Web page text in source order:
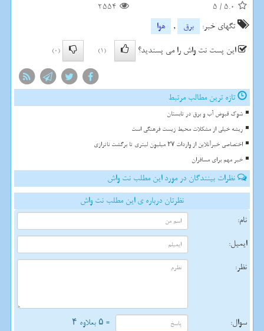
5.0
/
5
2554
تگهای خبر:
برق ,
هوا
این پست نت واش را می پسندید؟
(1)
(0)
تازه ترین مطالب مرتبط
شوک قبوض آب و برق در تابستان
ریشه خیلی از مشکلات محیط زیست فرهنگی است
اختصاصی خبرآنلاین از واردات ۲۷ میلیون لیتری تا برگشت ناترازی
خبر مهم برای مسافران
نظرات بینندگان در مورد این مطلب نت واش
نظرتان درباره ی این مطلب نت واش
نام:
ایمیل:
نظر:
سوال: = ۵ بعلاوه ۴